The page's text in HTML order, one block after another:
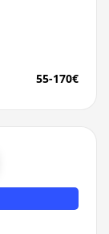
55-170€